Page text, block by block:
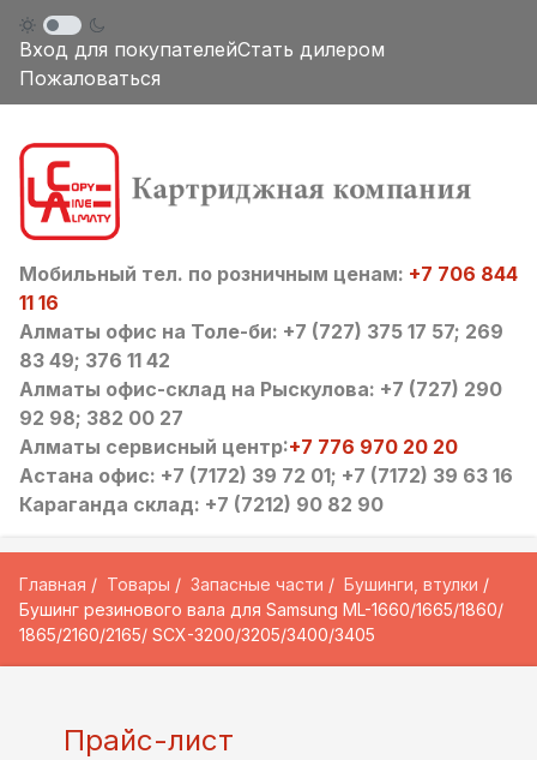
Вход для покупателейСтать дилером
Пожаловаться
Мобильный тел. по розничным ценам: +7 706 844
11 16
Алматы офис на Толе-би: +7 (727) 375 17 57; 269
83 49; 376 11 42
Алматы офис-склад на Рыскулова: +7 (727) 290
92 98; 382 00 27
Алматы сервисный центр:+7 776 970 20 20
Астана офис: +7 (7172) 39 72 01; +7 (7172) 39 63 16
Караганда склад: +7 (7212) 90 82 90
Главная Товары Запасные части
Бушинги, втулки
Бушинг резинового вала для Samsung ML-1660/1665/1860/
1865/2160/2165/ SCX-3200/3205/3400/3405
Прайс-лист